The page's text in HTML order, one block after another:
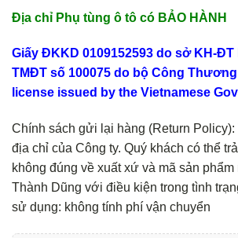
Địa chỉ Phụ tùng ô tô có BẢO HÀNH
Giấy ĐKKD 0109152593 do sở KH-ĐT
TMĐT số 100075 do bộ Công
license issued by the Vietnamese
Chính sách gửi lại hàng (Return Policy):
địa chỉ của Công ty. Quý khách có thể
không đúng về xuất xứ và mã sản
Thành Dũng với điều kiện trong tình
sử dụng: không tính phí vận chuyển